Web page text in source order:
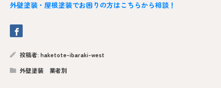
外壁塗装・屋根塗装でお困りの方はこちらから相談！
投稿者: haketote-ibaraki-west
外壁塗装 業者別